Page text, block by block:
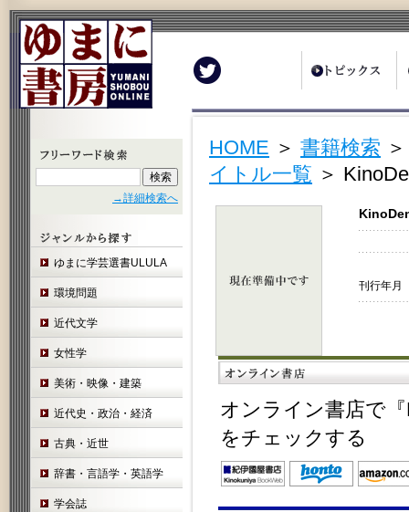
→詳細検索へ
ゆまに学芸選書ULULA
環境問題
近代文学
女性学
美術・映像・建築
近代史・政治・経済
古典・近世
辞書・言語学・英語学
学会誌
HOME ＞ 書籍検索
イトル一覧 ＞
刊行年
オンライン書店で
をチェックする